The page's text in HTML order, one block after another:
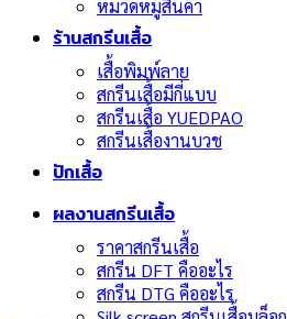
หมวดหมู่สินค้า
ร้านสกรีนเสื้อ
เสื้อพิมพ์ลาย
สกรีนเสื้อมีกี่แบบ
สกรีนเสื้อ YUEDPAO
สกรีนเสื้องานบวช
ปักเสื้อ
ผลงานสกรีนเสื้อ
ราคาสกรีนเสื้อ
สกรีน DFT คืออะไร
สกรีน DTG คืออะไร